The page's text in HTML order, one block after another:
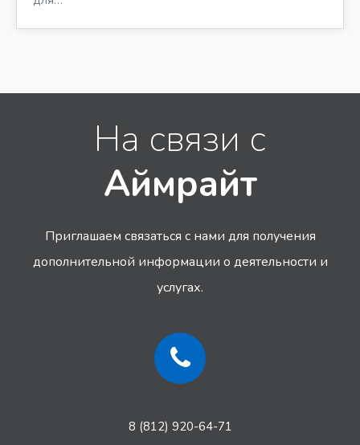
На связи с
Аймрайт
Приглашаем связаться с нами для получения
дополнительной информации о деятельности и
услугах.
8 (812) 920-64-71